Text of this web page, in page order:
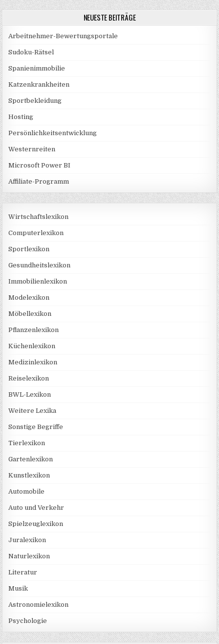
NEUESTE BEITRÄGE
Arbeitnehmer-Bewertungsportale
Sudoku-Rätsel
Spanienimmobilie
Katzenkrankheiten
Sportbekleidung
Hosting
Persönlichkeitsentwicklung
Westernreiten
Microsoft Power BI
Affiliate-Programm
Wirtschaftslexikon
Computerlexikon
Sportlexikon
Gesundheitslexikon
Immobilienlexikon
Modelexikon
Möbellexikon
Pflanzenlexikon
Küchenlexikon
Medizinlexikon
Reiselexikon
BWL-Lexikon
Weitere Lexika
Sonstige Begriffe
Tierlexikon
Gartenlexikon
Kunstlexikon
Automobile
Auto und Verkehr
Spielzeuglexikon
Juralexikon
Naturlexikon
Literatur
Musik
Astronomielexikon
Psychologie